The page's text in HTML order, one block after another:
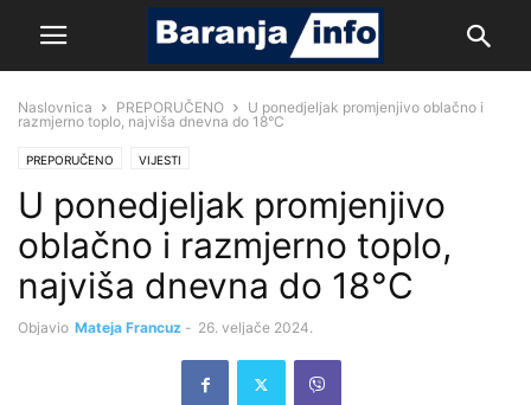
Naslovnica PREPORUČENO
U ponedjeljak promjenjivo oblačno i
razmjerno toplo, najviša dnevna do 18°C
PREPORUČENO VIJESTI
U ponedjeljak promjenjivo
oblačno i razmjerno toplo,
najviša dnevna do 18°C
Objavio Mateja Francuz - 26. veljače 2024.